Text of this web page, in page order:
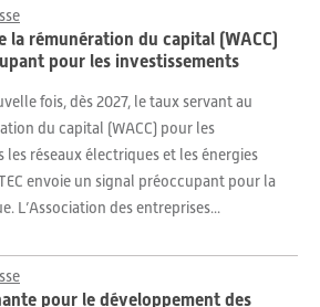
la rémunération du capital (WACC)
pour les investissements
fois, dès 2027, le taux servant au
du capital (WACC) pour les
les réseaux électriques et les énergies
envoie un signal préoccupant pour la
L’Association des entreprises...
pour le développement des